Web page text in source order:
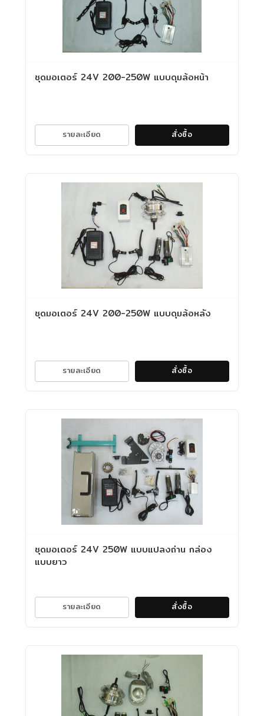
ชุดมอเตอร์ 24V 200-250W แบบดุมล้อหน้า
รายละเอียด สั่งซื้อ
ชุดมอเตอร์ 24V 200-250W แบบดุมล้อหลัง
รายละเอียด สั่งซื้อ
ชุดมอเตอร์ 24V 250W แบบแปลงถ่าน กล่อง
แบบยาว
รายละเอียด สั่งซื้อ